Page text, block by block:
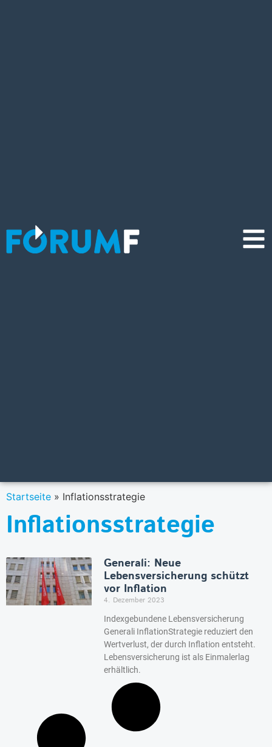
Startseite » Inflationsstrategie
Inflationsstrategie
Generali: Neue
Lebensversicherung schützt
vor Inflation
4. Dezember 2023
Indexgebundene Lebensversicherung
Generali InflationStrategie reduziert den
Wertverlust, der durch Inflation entsteht.
Lebensversicherung ist als Einmalerlag
erhältlich.